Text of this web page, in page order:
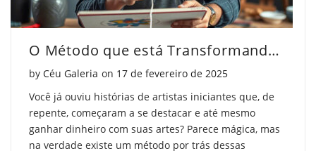
O Método que está Transformando Artistas Iniciantes em Profissionais
by Céu Galeria on Posted on
17 de fevereiro de 2025
Você já ouviu histórias de artistas iniciantes que, de
repente, começaram a se destacar e até mesmo
ganhar dinheiro com suas artes? Parece mágica, mas
na verdade existe um método por trás dessas